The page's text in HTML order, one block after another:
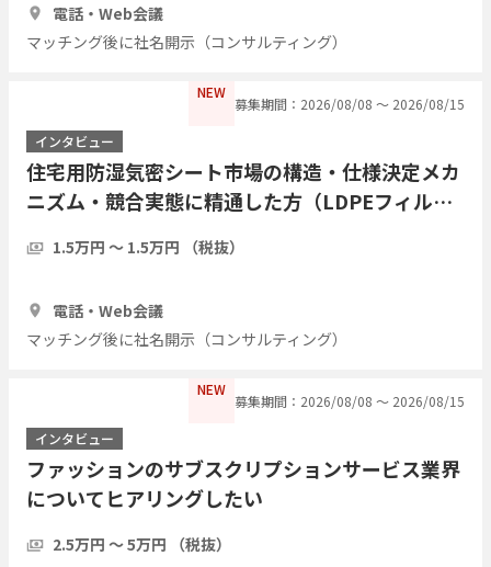
電話・Web会議
マッチング後に社名開示（コンサルティング）
NEW
募集期間：2026/08/08 〜 2026/08/15
インタビュー
住宅用防湿気密シート市場の構造・仕様決定メカ
ニズム・競合実態に精通した方（LDPEフィル
グしたい
1.5万円 〜 1.5万円 （税抜）
電話・Web会議
マッチング後に社名開示（コンサルティング）
NEW
募集期間：2026/08/08 〜 2026/08/15
インタビュー
ファッションのサブスクリプションサービス業界
についてヒアリングしたい
2.5万円 〜 5万円 （税抜）